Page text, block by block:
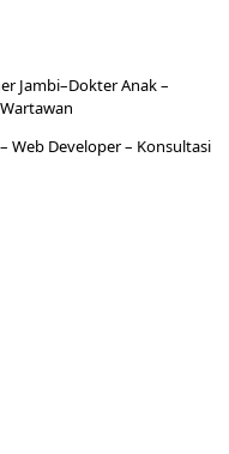
Jambi–DokterAnak –
– Web Developer– Konsultasi